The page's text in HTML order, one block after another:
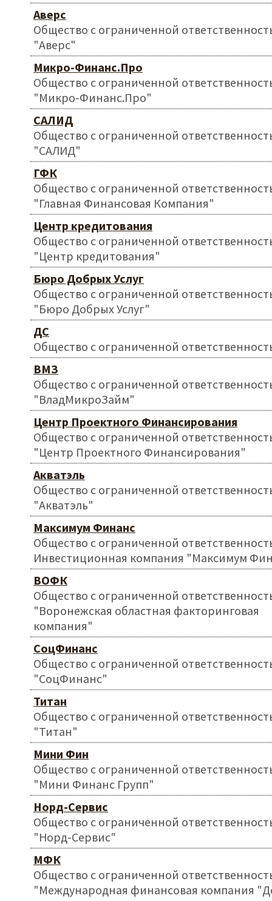
Аверс
Общество с ограниченной
"Аверс"
Микро-Финанс.Про
Общество с ограниченной
"Микро-Финанс.Про"
САЛИД
Общество с ограниченной
"САЛИД"
ГФК
Общество с ограниченной
"Главная Финансовая Компания"
Центр кредитования
Общество с ограниченной
"Центр кредитования"
Бюро Добрых Услуг
Общество с ограниченной
"Бюро Добрых Услуг"
ДС
Общество с ограниченной
ВМЗ
Общество с ограниченной
"ВладМикроЗайм"
Центр Проектного Финансирования
Общество с ограниченной
"Центр Проектного Финансирования"
Акватэль
Общество с ограниченной
"Акватэль"
Максимум Финанс
Общество с ограниченной
Инвестиционная компания "Максимум
ВОФК
Общество с ограниченной
"Воронежская областная факторинговая
компания"
СоцФинанс
Общество с ограниченной
"СоцФинанс"
Титан
Общество с ограниченной
"Титан"
Мини Фин
Общество с ограниченной
"Мини Финанс Групп"
Норд-Сервис
Общество с ограниченной
"Норд-Сервис"
МФК
Общество с ограниченной
"Международная финансовая компания